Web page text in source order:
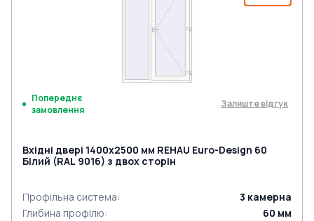
Попереднє
замовлення
Залиште відгук
Вхідні двері 1400x2500 мм REHAU Euro-Design 60
Білий (RAL 9016) з двох сторін
Профільна система: 3 камерна
Глибина профілю: 60 мм